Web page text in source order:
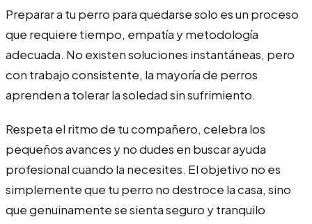
Preparar a tu perro para quedarse solo es un proceso
que requiere tiempo, empatía y metodología
adecuada. No existen soluciones instantáneas, pero
con trabajo consistente, la mayoría de perros
aprenden a tolerar la soledad sin sufrimiento.
Respeta el ritmo de tu compañero, celebra los
pequeños avances y no dudes en buscar ayuda
profesional cuando la necesites. El objetivo no es
simplemente que tu perro no destroce la casa, sino
que genuinamente se sienta seguro y tranquilo